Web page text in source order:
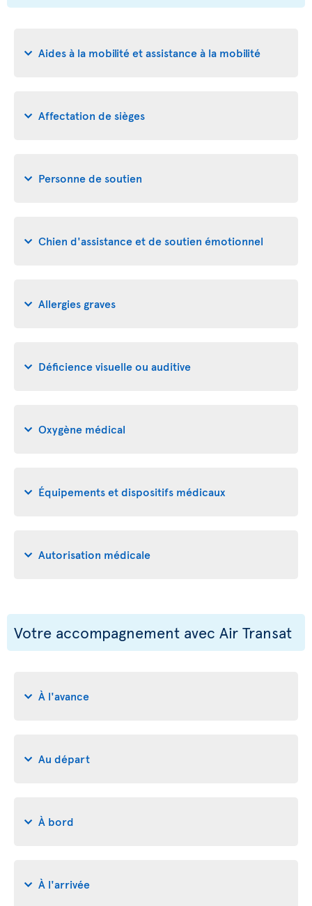
Aides à la mobilité et assistance à la mobilité
Affectation de sièges
Personne de soutien
Chien d'assistance et de soutien émotionnel
Allergies graves
Déficience visuelle ou auditive
Oxygène médical
Équipements et dispositifs médicaux
Autorisation médicale
Votre accompagnement avec Air Transat
À l'avance
Au départ
À bord
À l'arrivée